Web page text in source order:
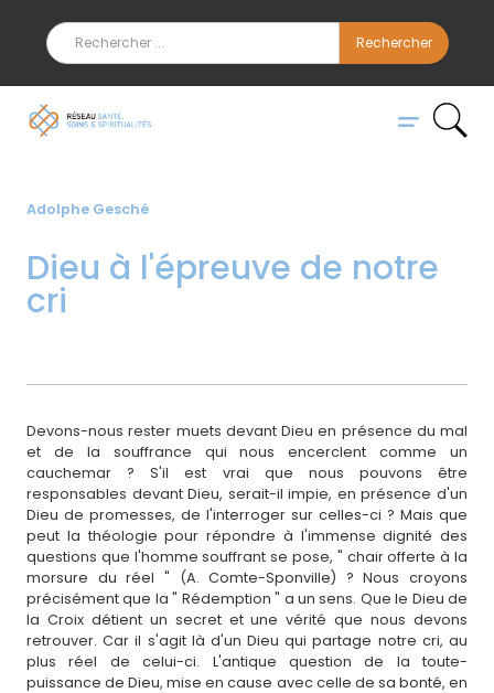
Adolphe Gesché
Dieu à l'épreuve de notre
cri
Devons-nous rester muets devant Dieu en présence du mal
et de la souffrance qui nous encerclent comme un
cauchemar ? S'il est vrai que nous pouvons être
responsables devant Dieu, serait-il impie, en présence d'un
Dieu de promesses, de l'interroger sur celles-ci ? Mais que
peut la théologie pour répondre à l'immense dignité des
questions que l'homme souffrant se pose, " chair offerte à la
morsure du réel " (A. Comte-Sponville) ? Nous croyons
précisément que la " Rédemption " a un sens. Que le Dieu de
la Croix détient un secret et une vérité que nous devons
retrouver. Car il s'agit là d'un Dieu qui partage notre cri, au
plus réel de celui-ci. L'antique question de la toute-
puissance de Dieu, mise en cause avec celle de sa bonté, en